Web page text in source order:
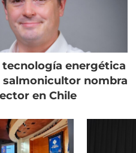
tecnología energética
salmonicultor nombra
en Chile